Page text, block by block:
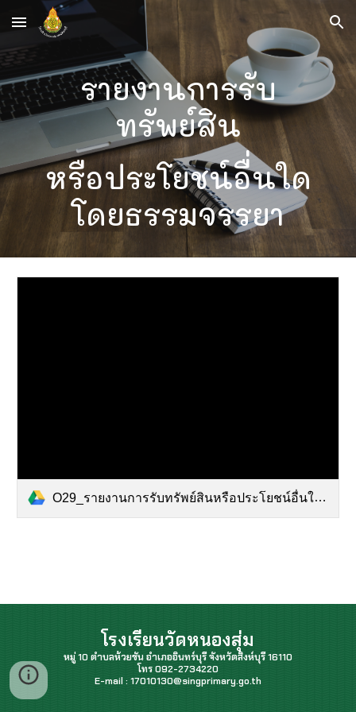
Skip to main content Skip to navigation
รายงานการรับ
ทรัพย์สิน
หรือประโยชน์อื่นใด
โดยธรรมจรรยา
O29_รายงานการรับทรัพย์สินหรือประโยชน์อื่นใ.pdf
โรงเรียนวัดหนองสุ่ม
หมู่ 10 ตำบลห้วยชัน อำเภออินทร์บุรี จังหวัดสิงห์บุรี 16110
โทร 092-2734220
E-mail : 17010130@singprimary.go.th